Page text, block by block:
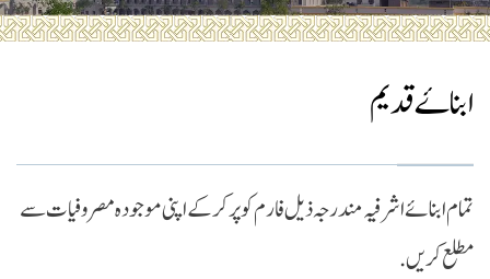
ابناۓ قدیم
تمام ابنائے اشرفیہ مندرجہ ذیل فارم کو پر کر کے اپنی موجودہ مصروفیات سے
مطلع کریں.